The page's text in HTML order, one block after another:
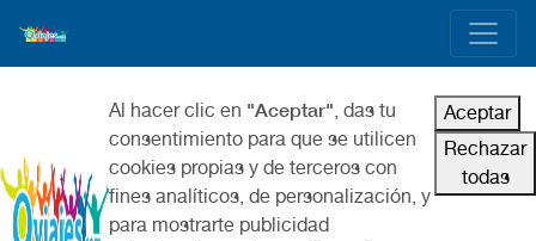
Al hacer clic en "Aceptar", das tu
consentimiento para que se utilicen
cookies propias y de terceros con
fines analíticos, de personalización, y
para mostrarte publicidad
Aceptar
Rechazar
todas